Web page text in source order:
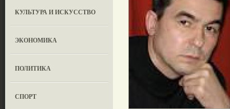
КУЛЬТУРА И ИСКУССТВО
ЭКОНОМИКА
ПОЛИТИКА
СПОРТ